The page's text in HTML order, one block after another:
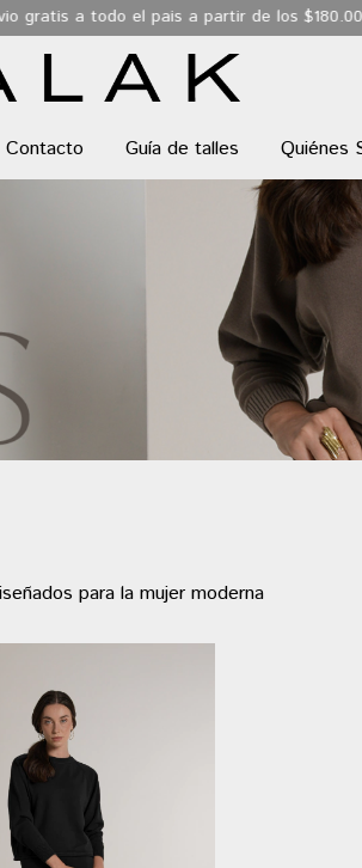
el pais a partir de los $180.000 6
Contacto Guía de talles Quiénes
para la mujer moderna